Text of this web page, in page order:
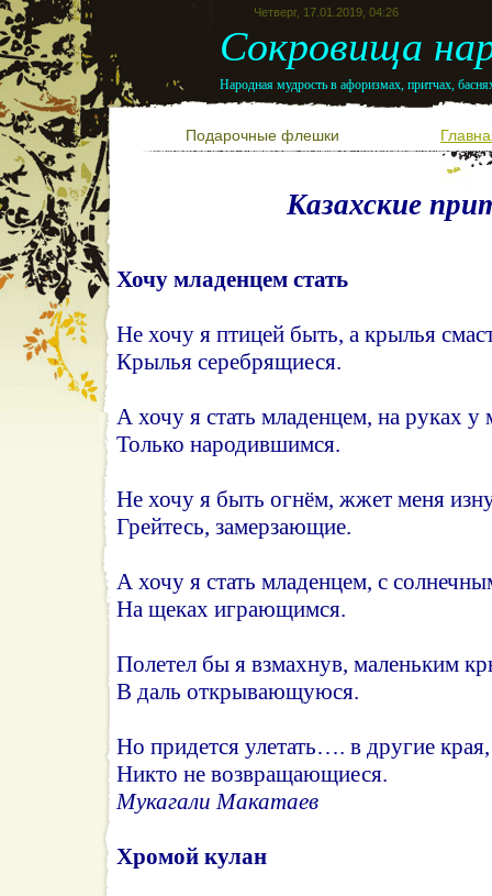
Четверг, 17.01.2019, 04:26
Сокровища
Народная мудрость в афоризмах, притчах,
Подарочные флешки
Казахские
Хочу младенцем стать
Не хочу я птицей быть, а крылья
Крылья серебрящиеся.
А хочу я стать младенцем, на руках у
Только народившимся.
Не хочу я быть огнём, жжет меня
Грейтесь, замерзающие.
А хочу я стать младенцем, с
На щеках играющимся.
Полетел бы я взмахнув, маленьким
В даль открывающуюся.
Но придется улетать…. в другие края,
Никто не возвращающиеся.
Мукагали Макатаев
Хромой кулан